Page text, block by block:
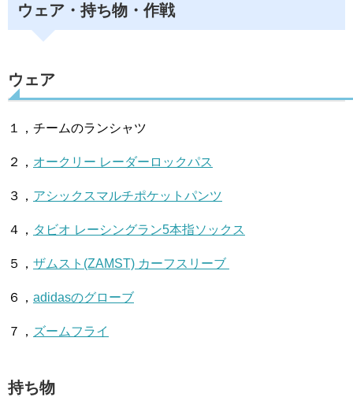
ウェア・持ち物・作戦
ウェア
１，チームのランシャツ
２， オークリー レーダーロックパス
３， アシックスマルチポケットパンツ
４， タビオ レーシングラン5本指ソックス
５， ザムスト(ZAMST) カーフスリーブ
６， adidasのグローブ
７， ズームフライ
持ち物